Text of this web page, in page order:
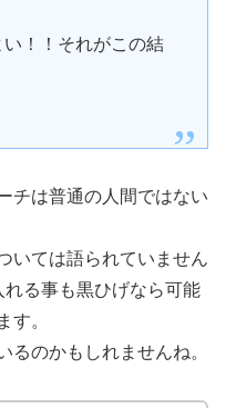
！！それがこの結
チは普通の人間ではない
いては語られていません
る事も黒ひげなら可能
す。
るのかもしれませんね。